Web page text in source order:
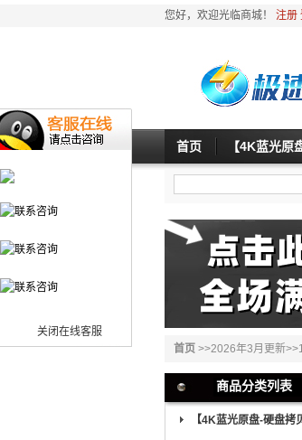
关闭在线客服
您好，欢迎光临商城！ 注册
首页 【4K蓝光原
首页 >>2026年3月更新>>
商品分类列表
【4K蓝光原盘-硬盘拷